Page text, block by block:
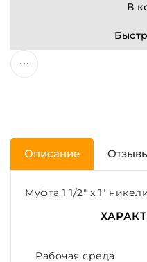
В
Описание
Муфта 1 1/2" x 1"
Рабочая среда